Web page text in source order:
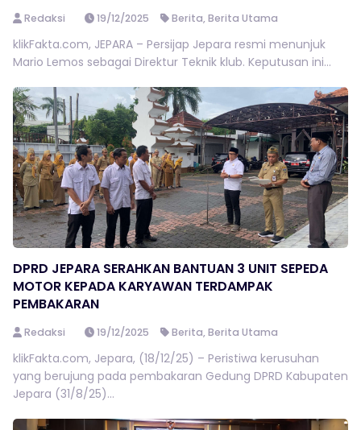
Redaksi 19/12/2025 Berita,Berita Utama
klikFakta.com, JEPARA – Persijap Jepara resmi menunjuk
Mario Lemos sebagai Direktur Teknik klub. Keputusan ini...
DPRD JEPARA SERAHKAN BANTUAN 3 UNIT SEPEDA
MOTOR KEPADA KARYAWAN TERDAMPAK
PEMBAKARAN
Redaksi 19/12/2025 Berita,Berita Utama
klikFakta.com, Jepara, (18/12/25) – Peristiwa kerusuhan
yang berujung pada pembakaran Gedung DPRD Kabupaten
Jepara (31/8/25)...